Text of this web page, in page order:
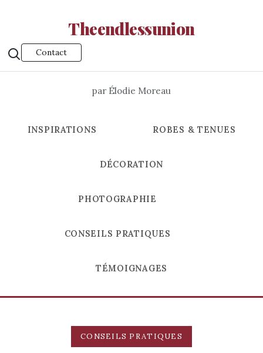
Theendlessunion
Contact
par Élodie Moreau
INSPIRATIONS ROBES & TENUES
DÉCORATION
PHOTOGRAPHIE
CONSEILS PRATIQUES
TÉMOIGNAGES
CONSEILS PRATIQUES